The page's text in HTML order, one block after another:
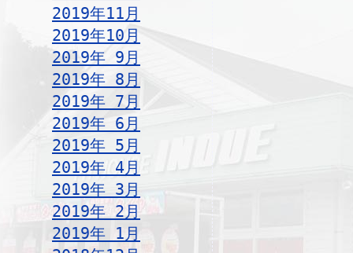
2019年11月
2019年10月
2019年 9月
2019年 8月
2019年 7月
2019年 6月
2019年 5月
2019年 4月
2019年 3月
2019年 2月
2019年 1月